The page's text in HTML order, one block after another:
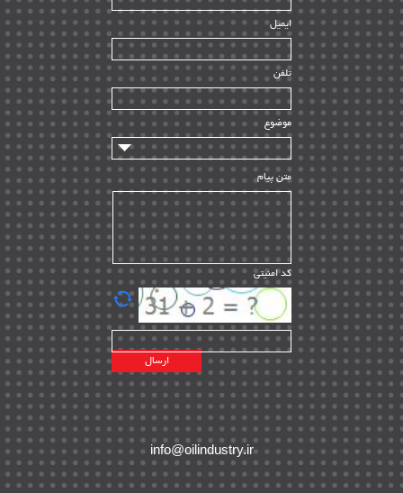
HSE | ۳۹
ساخت و نصب | ۱۲
راه اندازی | ۹
سازندگان و تامین کنندگان | ۱۰
تامین مالی و سرمایه گذاری | ۳۲
ماشین آلات
مدیریت پروژه
مدیریت دانش
مدیریت سازمانی و عمومی | ۲
تأمین کالا | ۱۳
EPC | ۲۰
پیمانکاران بین المللی | ۸
اطلاعات انرژی کشورها | ۱۴
پروژه های خارجی | ۱۵
نقشه های نفت و گاز خارجی | ۱۰
شرکت های نفتی | ۱۴
پلانت های فعال | ۴۰
طرح ها و پروژه ها | ۳۵
ایمیل
تلفن
موضوع
متن پیام
کد امنیتی
info@oilindustry.ir